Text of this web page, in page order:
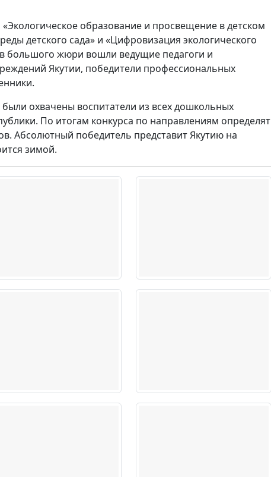
образование и просвещение в детском
детского сада» и «Цифровизация экологического
большого жюри вошли ведущие педагоги и
Якутии, победители профессиональных
охвачены воспитатели из всех дошкольных
По итогам конкурса по направлениям определят
Абсолютный победитель представит Якутию на
зимой.